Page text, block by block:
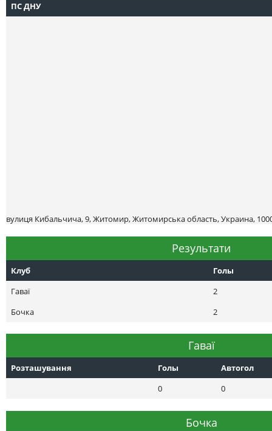
ПС ДНУ
вулиця Кибальчича, 9, Житомир, Житомирська область, Украина,
Результати
Клуб
Голы
Гаваї
2
Бочка
2
Гаваї
Розташування Голы
Автогол
0
0
Бочка